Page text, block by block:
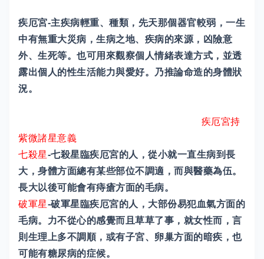
疾厄宮-主疾病輕重、種類，先天那個器官較弱，一生
中有無重大災病，生病之地、疾病的來源，凶險意
外、生死等。也可用來觀察個人情緒表達方式，並透
露出個人的性生活能力與愛好。乃推論命造的身體狀
況。
疾厄宮持
紫微諸星意義
七殺星-七殺星臨疾厄宮的人，從小就一直生病到長
大，身體方面總有某些部位不調適，而與醫藥為伍。
長大以後可能會有痔瘡方面的毛病。
破軍星-破軍星臨疾厄宮的人，大部份易犯血氣方面的
毛病。力不從心的感覺而且草草了事，就女性而，言
則生理上多不調順，或有子宮、卵巢方面的暗疾，也
可能有糖尿病的症候。